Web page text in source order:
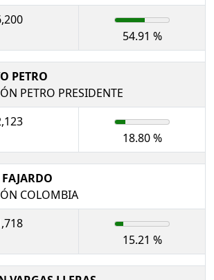
54.91 %
PETRO
PETRO PRESIDENTE
18.80 %
COLOMBIA
15.21 %